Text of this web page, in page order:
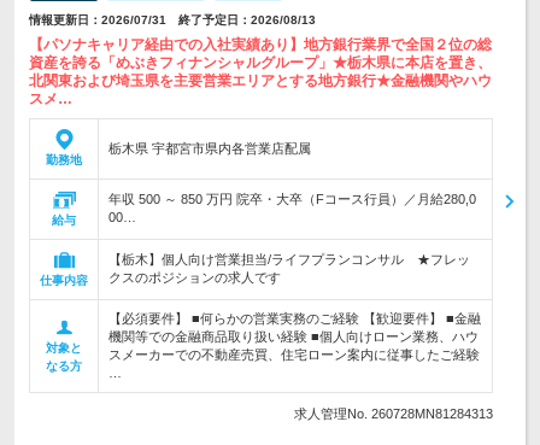
情報更新日：2026/07/31 終了予定日：2026/08/13
【パソナキャリア経由での入社実績あり】地方銀行業界で全国２位の総
資産を誇る「めぶきフィナンシャルグループ」★栃木県に本店を置き、
北関東および埼玉県を主要営業エリアとする地方銀行★金融機関やハウ
スメ…
勤務地
栃木県 宇都宮市県内各営業店配属
給与
年収 500 ～ 850 万円 院卒・大卒（Fコース行員）／月給280,0
00…
仕事内容
【栃木】個人向け営業担当/ライフプランコンサル ★フレッ
クスのポジションの求人です
対象と
なる方
【必須要件】 ■何らかの営業実務のご経験 【歓迎要件】 ■金融
機関等での金融商品取り扱い経験 ■個人向けローン業務、ハウ
スメーカーでの不動産売買、住宅ローン案内に従事したご経験
求人管理No. 260728MN81284313